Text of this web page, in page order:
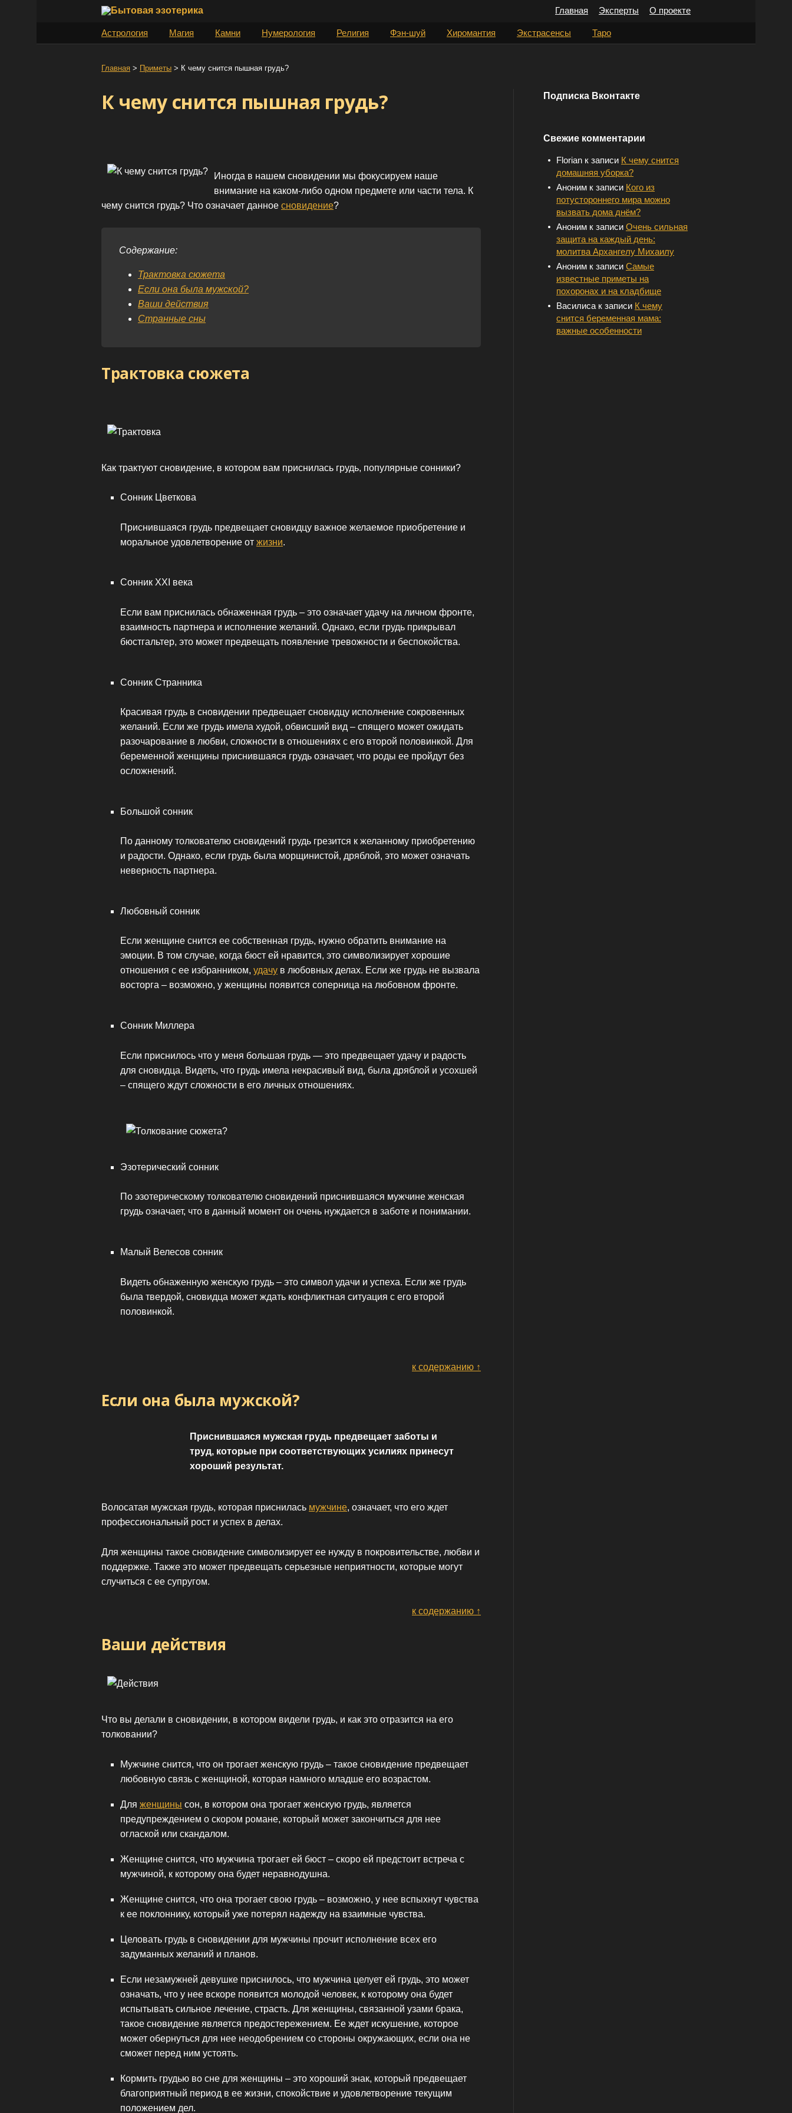
Главная Эксперты О проекте
Астрология Магия Камни Нумерология Религия Фэн-шуй Хиромантия Экстрасенсы Таро
Главная > Приметы > К чему снится пышная грудь?
К чему снится пышная грудь?
Иногда в нашем сновидении мы фокусируем наше
внимание на каком-либо одном предмете или части тела. К
чему снится грудь? Что означает данное сновидение?
Содержание:
Трактовка сюжета
Если она была мужской?
Ваши действия
Странные сны
Трактовка сюжета
Как трактуют сновидение, в котором вам приснилась грудь, популярные сонники?
Сонник Цветкова
Приснившаяся грудь предвещает сновидцу важное желаемое приобретение и
моральное удовлетворение от жизни.
Сонник XXI века
Если вам приснилась обнаженная грудь – это означает удачу на личном фронте,
взаимность партнера и исполнение желаний. Однако, если грудь прикрывал
бюстгальтер, это может предвещать появление тревожности и беспокойства.
Сонник Странника
Красивая грудь в сновидении предвещает сновидцу исполнение сокровенных
желаний. Если же грудь имела худой, обвисший вид – спящего может ожидать
разочарование в любви, сложности в отношениях с его второй половинкой. Для
беременной женщины приснившаяся грудь означает, что роды ее пройдут без
осложнений.
Большой сонник
По данному толкователю сновидений грудь грезится к желанному приобретению
и радости. Однако, если грудь была морщинистой, дряблой, это может означать
неверность партнера.
Любовный сонник
Если женщине снится ее собственная грудь, нужно обратить внимание на
эмоции. В том случае, когда бюст ей нравится, это символизирует хорошие
отношения с ее избранником, удачу в любовных делах. Если же грудь не вызвала
восторга – возможно, у женщины появится соперница на любовном фронте.
Сонник Миллера
Если приснилось что у меня большая грудь — это предвещает удачу и радость
для сновидца. Видеть, что грудь имела некрасивый вид, была дряблой и усохшей
– спящего ждут сложности в его личных отношениях.
Эзотерический сонник
По эзотерическому толкователю сновидений приснившаяся мужчине женская
грудь означает, что в данный момент он очень нуждается в заботе и понимании.
Малый Велесов сонник
Видеть обнаженную женскую грудь – это символ удачи и успеха. Если же грудь
была твердой, сновидца может ждать конфликтная ситуация с его второй
половинкой.
к содержанию ↑
Если она была мужской?
Приснившаяся мужская грудь предвещает заботы и
труд, которые при соответствующих усилиях принесут
хороший результат.
Волосатая мужская грудь, которая приснилась мужчине, означает, что его ждет
профессиональный рост и успех в делах.
Для женщины такое сновидение символизирует ее нужду в покровительстве, любви и
поддержке. Также это может предвещать серьезные неприятности, которые могут
случиться с ее супругом.
к содержанию ↑
Ваши действия
Что вы делали в сновидении, в котором видели грудь, и как это отразится на его
толковании?
Мужчине снится, что он трогает женскую грудь – такое сновидение предвещает
любовную связь с женщиной, которая намного младше его возрастом.
Для женщины сон, в котором она трогает женскую грудь, является
предупреждением о скором романе, который может закончиться для нее
оглаской или скандалом.
Женщине снится, что мужчина трогает ей бюст – скоро ей предстоит встреча с
мужчиной, к которому она будет неравнодушна.
Женщине снится, что она трогает свою грудь – возможно, у нее вспыхнут чувства
к ее поклоннику, который уже потерял надежду на взаимные чувства.
Целовать грудь в сновидении для мужчины прочит исполнение всех его
задуманных желаний и планов.
Если незамужней девушке приснилось, что мужчина целует ей грудь, это может
означать, что у нее вскоре появится молодой человек, к которому она будет
испытывать сильное лечение, страсть. Для женщины, связанной узами брака,
такое сновидение является предостережением. Ее ждет искушение, которое
может обернуться для нее неодобрением со стороны окружающих, если она не
сможет перед ним устоять.
Кормить грудью во сне для женщины – это хороший знак, который предвещает
благоприятный период в ее жизни, спокойствие и удовлетворение текущим
положением дел.
Подписка Вконтакте
Свежие комментарии
Florian к записи К чему снится
домашняя уборка?
Аноним к записи Кого из
потустороннего мира можно
вызвать дома днём?
Аноним к записи Очень сильная
защита на каждый день:
молитва Архангелу Михаилу
Аноним к записи Самые
известные приметы на
похоронах и на кладбище
Василиса к записи К чему
снится беременная мама:
важные особенности